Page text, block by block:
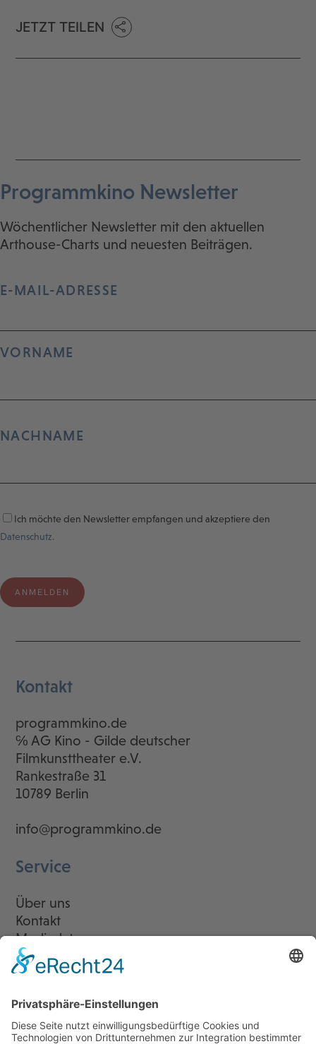
JETZT TEILEN
Programmkino Newsletter
Wöchentlicher Newsletter mit den aktuellen
Arthouse-Charts und neuesten Beiträgen.
E-MAIL-ADRESSE
VORNAME
NACHNAME
Ich möchte den Newsletter empfangen und akzeptiere den
Datenschutz.
Kontakt
programmkino.de
℅ AG Kino - Gilde deutscher
Filmkunsttheater e.V.
Rankestraße 31
10789 Berlin
info@programmkino.de
Service
Über uns
Kontakt
Mediadaten
Newsletter
LogIn
Legal